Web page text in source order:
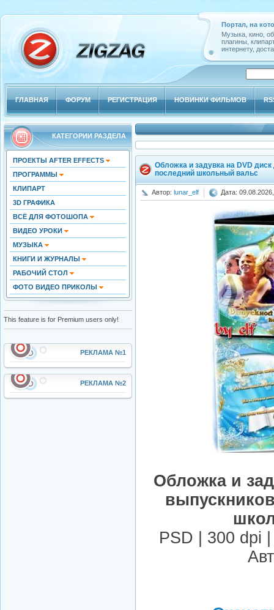
Портал, на
Музыка, кино,
плагины,
интернету,
ГЛАВНАЯ ФОРУМ РЕГИСТРАЦИЯ НОВИНКИ ФИЛЬМОВ
КАТЕГОРИИ РАЗДЕЛА
ПРОЕКТЫ AFTER EFFECTS
ПРОГРАММЫ
КЛИПАРТ
3D ГРАФИКА
ВСЁ ДЛЯ ФОТОШОПА
ВИДЕО УРОКИ
МУЗЫКА
КНИГИ И ЖУРНАЛЫ
РАБОЧИЙ СТОЛ
ФОТО ВИДЕО ПРИКОЛЫ
This feature is for Premium users only!
РЕКЛАМА №1
РЕКЛАМА №2
Обложка и задувка на DVD
последний школьный вальс
Автор: lunar_elf Дата:
Обложка и
PSD | 300 dpi